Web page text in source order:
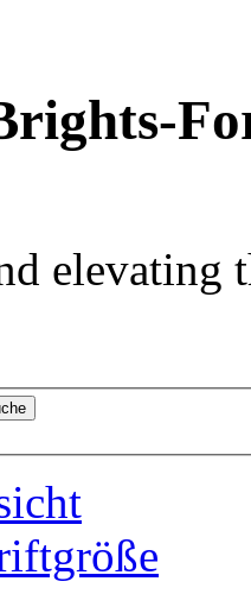
elevating